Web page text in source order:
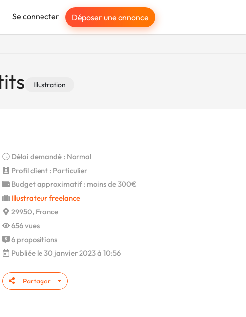
Se connecter Déposer une annonce
Illustration
Délai demandé : Normal
Profil client : Particulier
Budget approximatif : moins de 300€
Illustrateur freelance
29950, France
656 vues
6 propositions
Publiée le 30 janvier 2023 à 10:56
Partager